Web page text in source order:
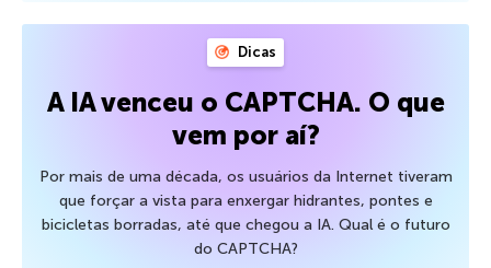
Dicas
A IA venceu o CAPTCHA. O que
vem por aí?
Por mais de uma década, os usuários da Internet tiveram
que forçar a vista para enxergar hidrantes, pontes e
bicicletas borradas, até que chegou a IA. Qual é o futuro
do CAPTCHA?